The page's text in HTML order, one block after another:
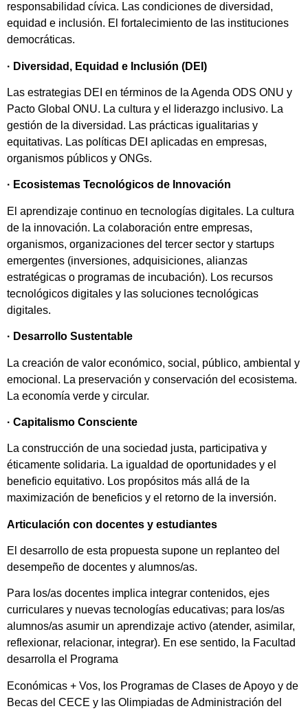
responsabilidad cívica. Las condiciones de diversidad,
equidad e inclusión. El fortalecimiento de las instituciones
democráticas.
· Diversidad, Equidad e Inclusión (DEI)
Las estrategias DEI en términos de la Agenda ODS ONU y
Pacto Global ONU. La cultura y el liderazgo inclusivo. La
gestión de la diversidad. Las prácticas igualitarias y
equitativas. Las políticas DEI aplicadas en empresas,
organismos públicos y ONGs.
· Ecosistemas Tecnológicos de Innovación
El aprendizaje continuo en tecnologías digitales. La cultura
de la innovación. La colaboración entre empresas,
organismos, organizaciones del tercer sector y startups
emergentes (inversiones, adquisiciones, alianzas
estratégicas o programas de incubación). Los recursos
tecnológicos digitales y las soluciones tecnológicas
digitales.
· Desarrollo Sustentable
La creación de valor económico, social, público, ambiental y
emocional. La preservación y conservación del ecosistema.
La economía verde y circular.
· Capitalismo Consciente
La construcción de una sociedad justa, participativa y
éticamente solidaria. La igualdad de oportunidades y el
beneficio equitativo. Los propósitos más allá de la
maximización de beneficios y el retorno de la inversión.
Articulación con docentes y estudiantes
El desarrollo de esta propuesta supone un replanteo del
desempeño de docentes y alumnos/as.
Para los/as docentes implica integrar contenidos, ejes
curriculares y nuevas tecnologías educativas; para los/as
alumnos/as asumir un aprendizaje activo (atender, asimilar,
reflexionar, relacionar, integrar). En ese sentido, la Facultad
desarrolla el Programa
Económicas + Vos, los Programas de Clases de Apoyo y de
Becas del CECE y las Olimpiadas de Administración del